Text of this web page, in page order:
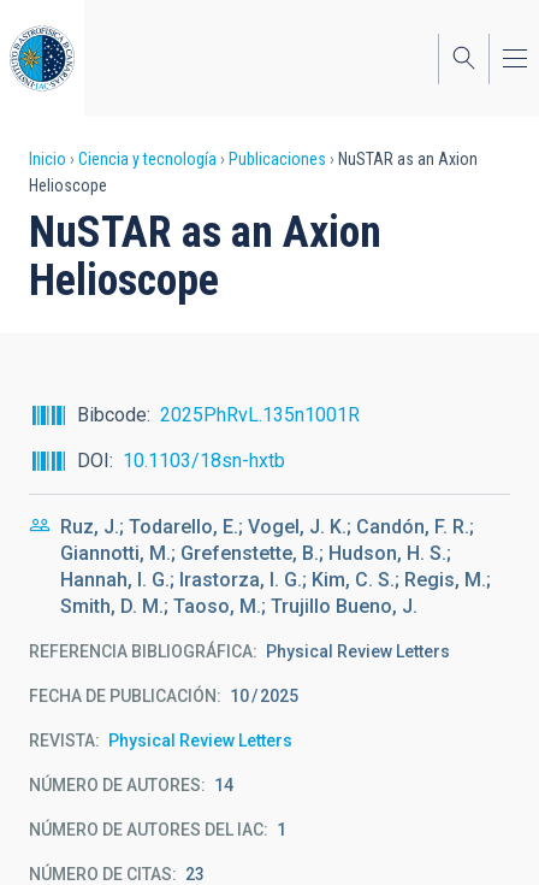
al
contenido
principal
Sobrescribir
enlaces
de
ayuda
navegación
Inicio Ciencia y tecnología Publicaciones
NuSTAR as an Axion
Helioscope
NuSTAR as an Axion
Helioscope
Bibcode
2025PhRvL.135n1001R
DOI
10.1103/18sn-hxtb
Ruz, J.; Todarello, E.; Vogel, J. K.; Candón, F. R.;
Giannotti, M.; Grefenstette, B.; Hudson, H. S.;
Hannah, I. G.; Irastorza, I. G.; Kim, C. S.; Regis, M.;
Smith, D. M.; Taoso, M.; Trujillo Bueno, J.
REFERENCIA BIBLIOGRÁFICA Physical Review Letters
FECHA DE PUBLICACIÓN: 10 2025
REVISTA Physical Review Letters
NÚMERO DE AUTORES 14
NÚMERO DE AUTORES DEL IAC 1
NÚMERO DE CITAS 23